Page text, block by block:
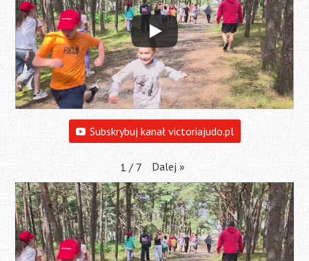
Subskrybuj kanał victoriajudo.pl
1 / 7 Dalej »